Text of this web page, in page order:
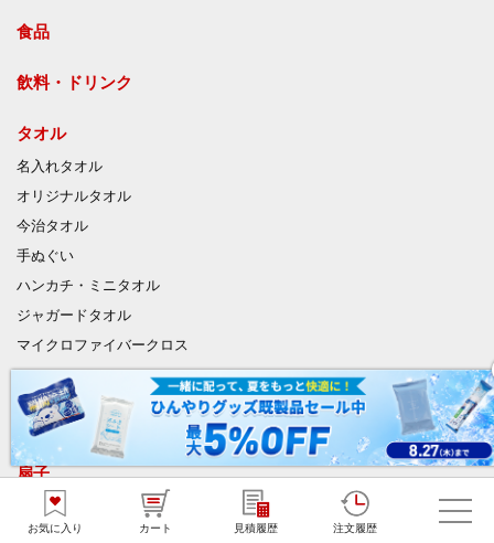
お気に入り カート 見積履歴 注文履歴
食品
飲料・ドリンク
タオル
名入れタオル
オリジナルタオル
今治タオル
手ぬぐい
ハンカチ・ミニタオル
ジャガードタオル
マイクロファイバークロス
うちわ
竹うちわ
扇子
ハンディファン